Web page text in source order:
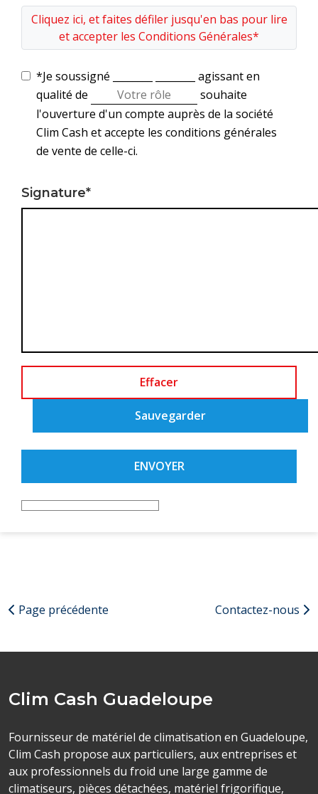
Cliquez ici, et faites défiler jusqu'en bas pour lire
et accepter les Conditions Générales*
*Je soussigné
agissant en
qualité de
souhaite
l'ouverture d'un compte auprès de la société
Clim Cash et accepte les conditions générales
de vente de celle-ci.
Signature*
Effacer
Sauvegarder
ENVOYER
Page précédente Contactez-nous
Clim Cash Guadeloupe
Fournisseur de matériel de climatisation en Guadeloupe,
Clim Cash propose aux particuliers, aux entreprises et
aux professionnels du froid une large gamme de
climatiseurs, pièces détachées, matériel frigorifique,